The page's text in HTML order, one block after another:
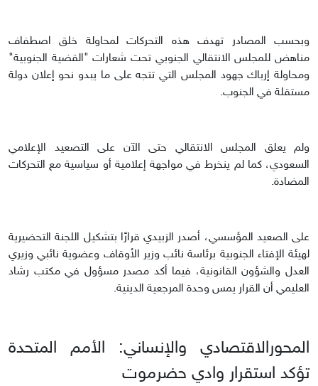
وبحسب المصادر تهدف هذه التحركات لمحاولة خلق اصطفاف
مناهض للمجلس الانتقالي الجنوبي تحت شعارات "القضية الجنوبية"
ومحاولة إرباك جهود المجلس التي تتجه على ما يبدو نحو إعلان دولة
مستقلة في الجنوب.
ولم يعلق المجلس الانتقالي حتى الآن على التصعيد الإعلامي
السعودي، كما لم ينخرط في مواجهة إعلامية أو سياسية مع التحركات
المضادة.
على الصعيد المؤسسي، أصدر الزبيدي قرارًا بتشكيل اللجنة التحضيرية
لهيئة الإفتاء الجنوبية برئاسة نائب وزير الأوقاف وعضوية نائبي وزيري
العدل والشؤون القانونية، فيما أكد مصدر مسؤول في مكتب رشاد
العليمي أن القرار يمس وحدة المرجعية الدينية.
المحورالاقتصادي والإنساني: الأمم المتحدة
تؤكد استقرار وادي حضرموت